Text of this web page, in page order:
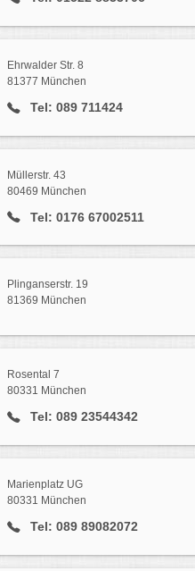
Ehrwalder Str. 8
81377 München
Tel: 089 711424
Müllerstr. 43
80469 München
Tel: 0176 67002511
Plinganserstr. 19
81369 München
Rosental 7
80331 München
Tel: 089 23544342
Marienplatz UG
80331 München
Tel: 089 89082072